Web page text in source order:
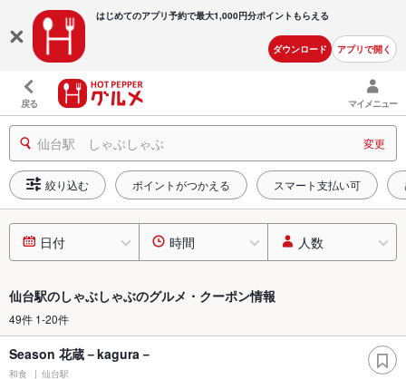
はじめてのアプリ予約で最大1,000円分ポイントもらえる
ダウンロード アプリで開く
戻る マイメニュー
仙台駅 しゃぶしゃぶ 変更
絞り込む ポイントがつかえる スマート支払い可
日付 時間 人数
仙台駅のしゃぶしゃぶのグルメ・クーポン情報
49件 1-20件
Season 花蔵－kagura－
和食 仙台駅